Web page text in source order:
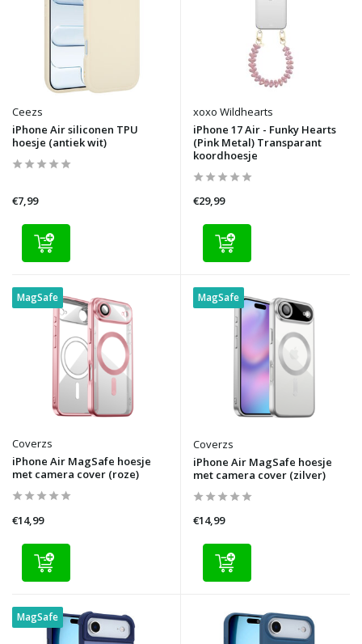
Ceezs
iPhone Air siliconen TPU
hoesje (antiek wit)
€7,99
xoxo Wildhearts
iPhone 17 Air - Funky Hearts
(Pink Metal) Transparant
koordhoesje
€29,99
MagSafe
Coverzs
iPhone Air MagSafe hoesje
met camera cover (roze)
€14,99
MagSafe
Coverzs
iPhone Air MagSafe hoesje
met camera cover (zilver)
€14,99
MagSafe